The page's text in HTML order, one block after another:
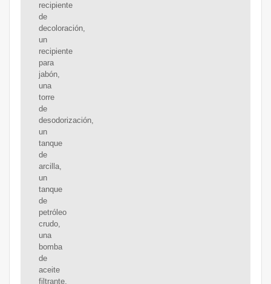
recipiente
de
decoloración,
un
recipiente
para
jabón,
una
torre
de
desodorización,
un
tanque
de
arcilla,
un
tanque
de
petróleo
crudo,
una
bomba
de
aceite
filtrante,